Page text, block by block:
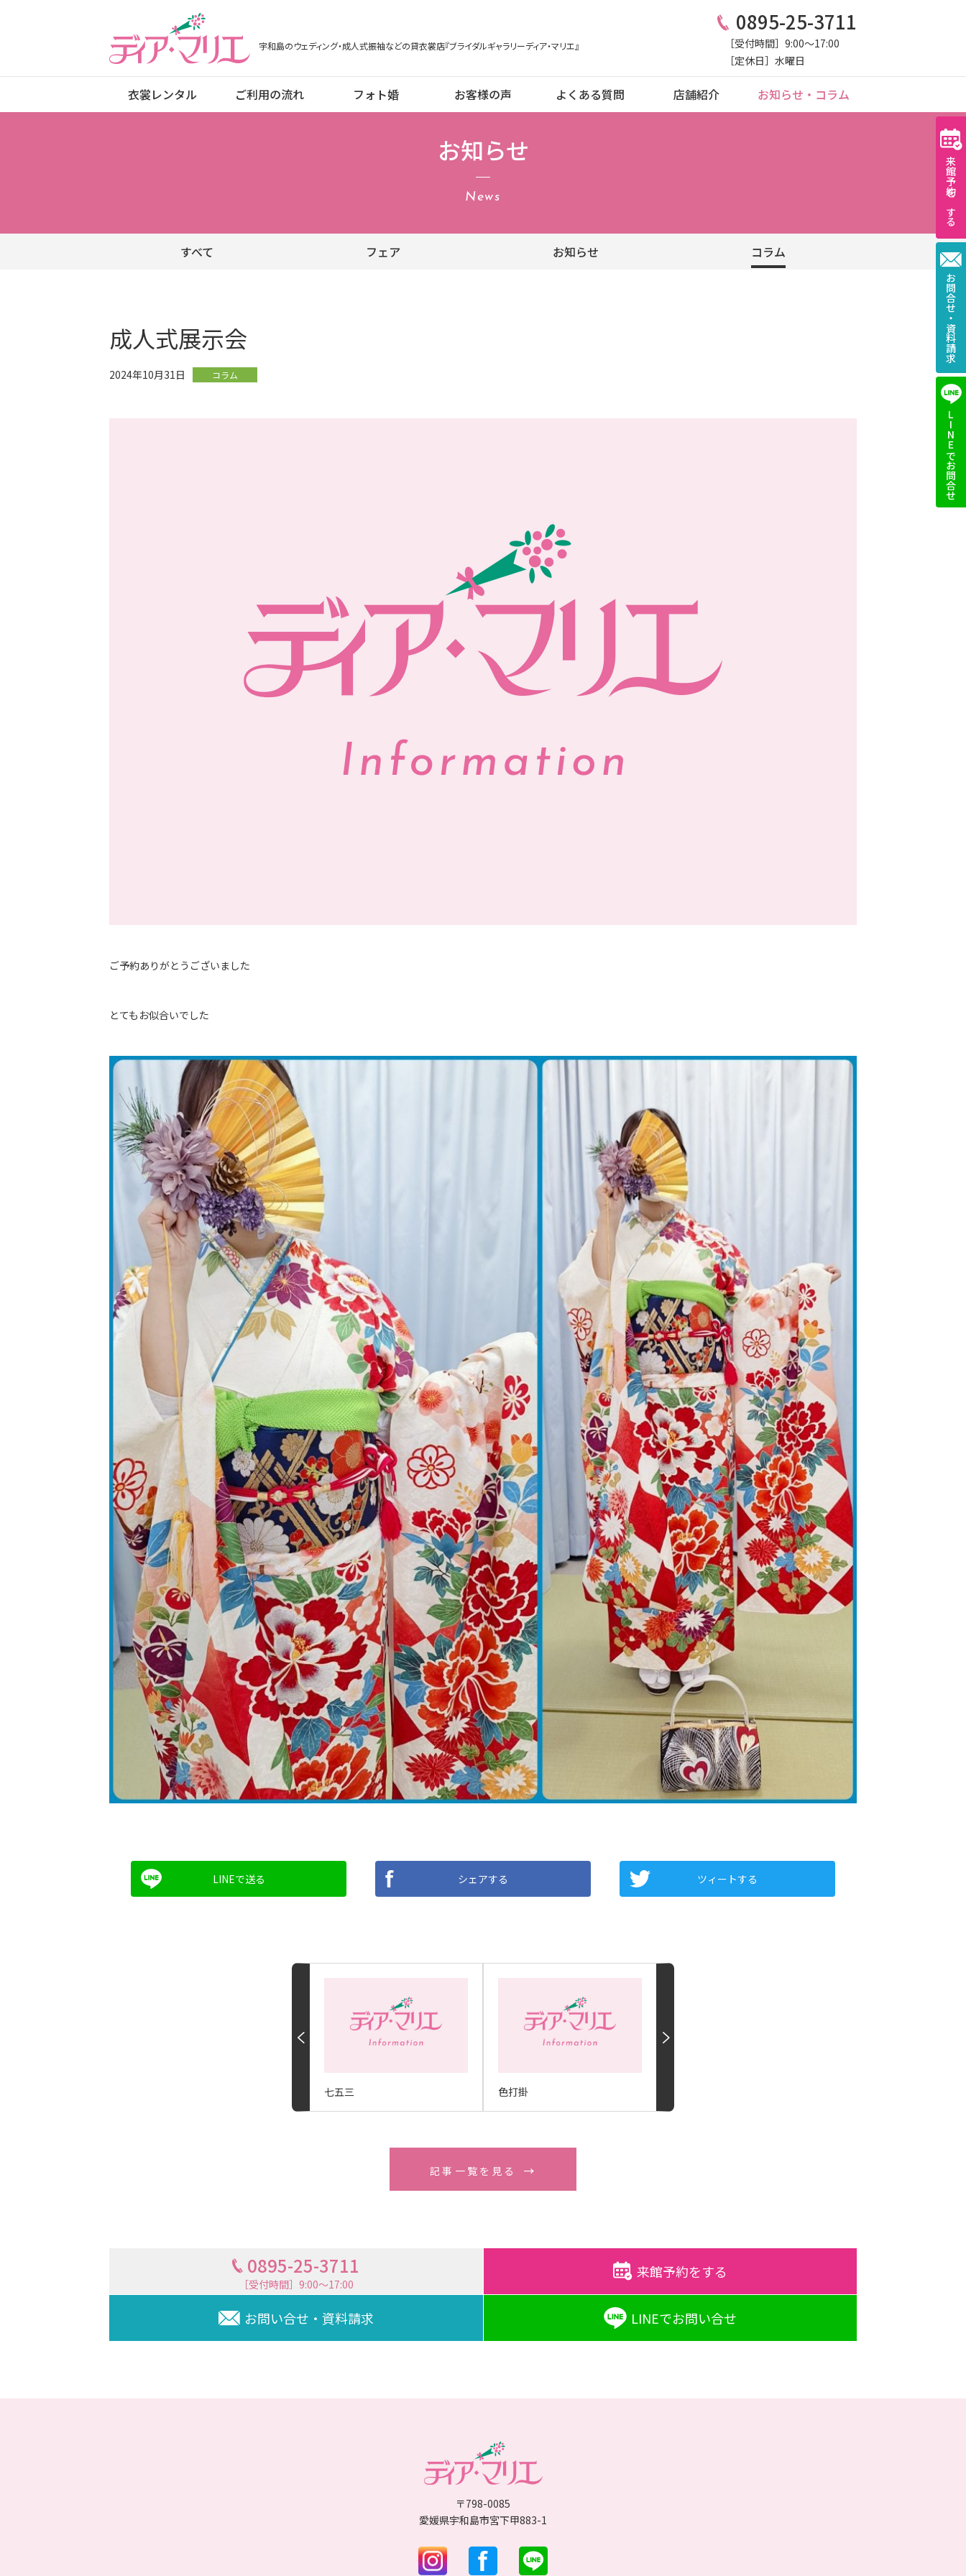
宇和島のウェディング・成人式振袖などの貸衣裳店『ブライダルギャラリーディア・マリエ』
0895-25-3711
［受付時間］9:00〜17:00
［定休日］水曜日
来館予約をする
お問合せ・資料請求
LINEでお問合せ
衣裳レンタル ご利用の流れ フォト婚 お客様の声 よくある質問 店舗紹介 お知らせ・コラム
お知らせ
News
すべて フェア お知らせ コラム
成人式展示会
2024年10月31日 コラム
ご予約ありがとうございました
とてもお似合いでした
LINEで送る シェアする ツィートする
七五三 色打掛
記事一覧を見る
0895-25-3711
［受付時間］9:00〜17:00
来館予約をする
お問い合せ・資料請求 LINEでお問い合せ
〒798-0085
愛媛県宇和島市宮下甲883-1